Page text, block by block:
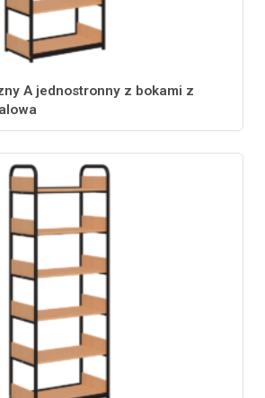
A jednostronny z bokami z